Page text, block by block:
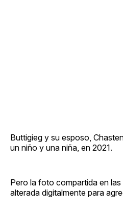
Buttigieg y su esposo,
un niño y una niña, en 2021.
Pero la foto compartida en
alterada digitalmente para